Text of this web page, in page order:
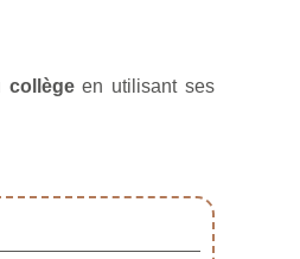
collègeen utilisant ses